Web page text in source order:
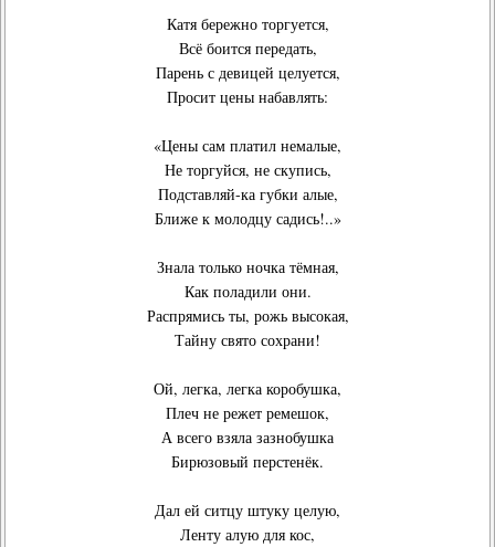
Катя бережно торгуется,
Всё боится передать,
Парень с девицей целуется,
Просит цены набавлять:
«Цены сам платил немалые,
Не торгуйся, не скупись,
Подставляй-ка губки алые,
Ближе к молодцу садись!..»
Знала только ночка тёмная,
Как поладили они.
Распрямись ты, рожь высокая,
Тайну свято сохрани!
Ой, легка, легка коробушка,
Плеч не режет ремешок,
А всего взяла зазнобушка
Бирюзовый перстенёк.
Дал ей ситцу штуку целую,
Ленту алую для кос,